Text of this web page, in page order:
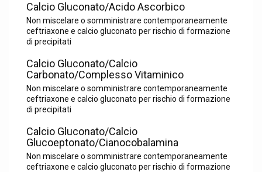
Calcio Gluconato/Acido Ascorbico
Non miscelare o somministrare contemporaneamente
ceftriaxone e calcio gluconato per rischio di formazione
di precipitati
Calcio Gluconato/Calcio
Carbonato/Complesso Vitaminico
Non miscelare o somministrare contemporaneamente
ceftriaxone e calcio gluconato per rischio di formazione
di precipitati
Calcio Gluconato/Calcio
Glucoeptonato/Cianocobalamina
Non miscelare o somministrare contemporaneamente
ceftriaxone e calcio gluconato per rischio di formazione